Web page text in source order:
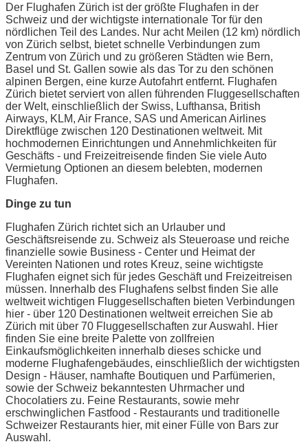
Der Flughafen Zürich ist der größte Flughafen in der
Schweiz und der wichtigste internationale Tor für den
nördlichen Teil des Landes. Nur acht Meilen (12 km) nördlich
von Zürich selbst, bietet schnelle Verbindungen zum
Zentrum von Zürich und zu größeren Städten wie Bern,
Basel und St. Gallen sowie als das Tor zu den schönen
alpinen Bergen, eine kurze Autofahrt entfernt. Flughafen
Zürich bietet serviert von allen führenden Fluggesellschaften
der Welt, einschließlich der Swiss, Lufthansa, British
Airways, KLM, Air France, SAS und American Airlines
Direktflüge zwischen 120 Destinationen weltweit. Mit
hochmodernen Einrichtungen und Annehmlichkeiten für
Geschäfts - und Freizeitreisende finden Sie viele Auto
Vermietung Optionen an diesem belebten, modernen
Flughafen.
Dinge zu tun
Flughafen Zürich richtet sich an Urlauber und
Geschäftsreisende zu. Schweiz als Steueroase und reiche
finanzielle sowie Business - Center und Heimat der
Vereinten Nationen und rotes Kreuz, seine wichtigste
Flughafen eignet sich für jedes Geschäft und Freizeitreisen
müssen. Innerhalb des Flughafens selbst finden Sie alle
weltweit wichtigen Fluggesellschaften bieten Verbindungen
hier - über 120 Destinationen weltweit erreichen Sie ab
Zürich mit über 70 Fluggesellschaften zur Auswahl. Hier
finden Sie eine breite Palette von zollfreien
Einkaufsmöglichkeiten innerhalb dieses schicke und
moderne Flughafengebäudes, einschließlich der wichtigsten
Design - Häuser, namhafte Boutiquen und Parfümerien,
sowie der Schweiz bekanntesten Uhrmacher und
Chocolatiers zu. Feine Restaurants, sowie mehr
erschwinglichen Fastfood - Restaurants und traditionelle
Schweizer Restaurants hier, mit einer Fülle von Bars zur
Auswahl.